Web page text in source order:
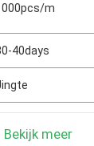
m
40days
Bekijk meer